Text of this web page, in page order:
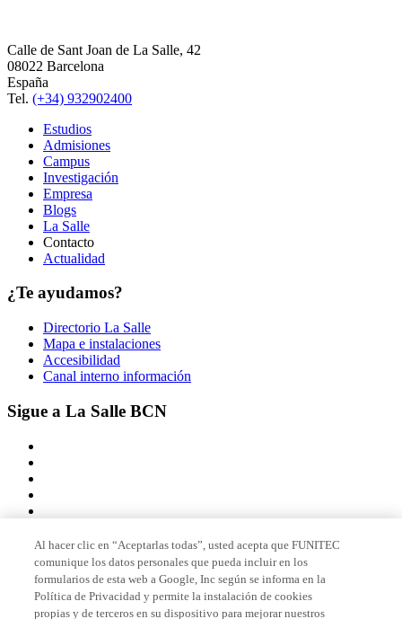
Calle de Sant Joan de La Salle, 42
08022 Barcelona
España
Tel. (+34) 932902400
Estudios
Admisiones
Campus
Investigación
Empresa
Blogs
La Salle
Contacto
Actualidad
¿Te ayudamos?
Directorio La Salle
Mapa e instalaciones
Accesibilidad
Canal interno información
Sigue a La Salle BCN
Miembro de
Al hacer clic en “Aceptarlas todas”, usted acepta que FUNITEC
comunique los datos personales que pueda incluir en los
formularios de esta web a Google, Inc según se informa en la
Política de Privacidad y permite la instalación de cookies
propias y de terceros en su dispositivo para mejorar nuestros